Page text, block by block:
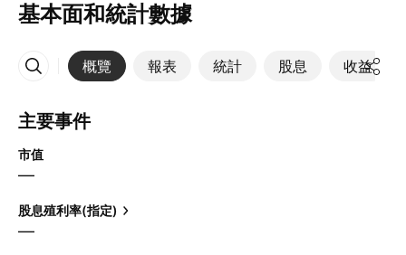
基本面和統計數據
概覽 報表 統計 股息 收益
更多
主要事件
市值
—
股息殖利率(指定)
—